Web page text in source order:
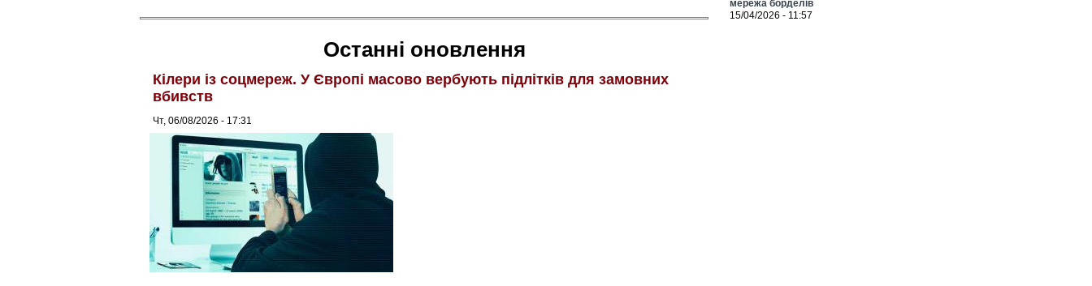
Останні оновлення
Кілери із соцмереж. У Європі масово вербують підлітків для замовних
вбивств
Чт, 06/08/2026 - 17:31
мережа борделів
15/04/2026 - 11:57